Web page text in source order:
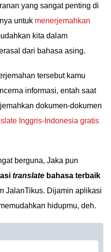
yang sangat penting di
untuk menerjemahkan
kita dalam
dari bahasa asing.
tersebut kamu
informasi, entah saat
dokumen-dokumen
Inggris-Indonesia gratis
berguna, Jaka pun
translate bahasa terbaik
JalanTikus. Dijamin aplikasi
hidupmu, deh.